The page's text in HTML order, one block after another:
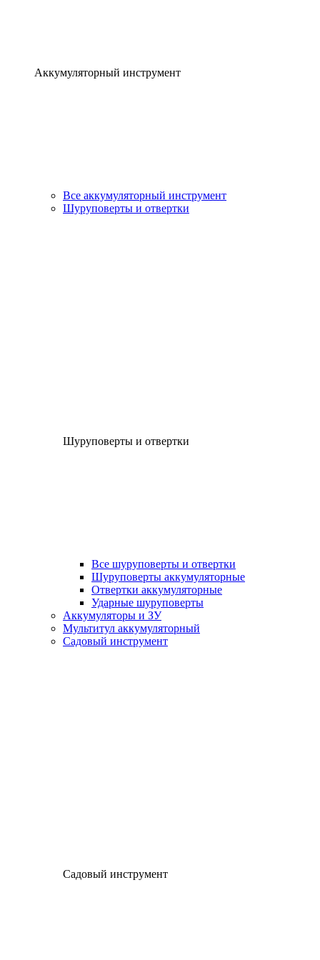
Аккумуляторный инструмент
Все аккумуляторный инструмент
Шуруповерты и отвертки
Шуруповерты и отвертки
Все шуруповерты и отвертки
Шуруповерты аккумуляторные
Отвертки аккумуляторные
Ударные шуруповерты
Аккумуляторы и ЗУ
Мультитул аккумуляторный
Садовый инструмент
Садовый инструмент